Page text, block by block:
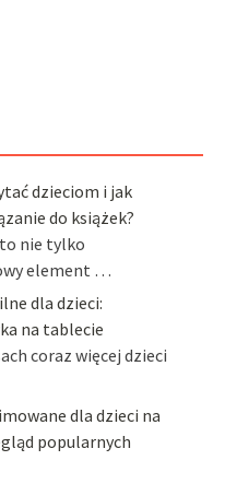
dzieciom i jak
do książek?
nie tylko
element …
dla dzieci:
na tablecie
coraz więcej dzieci
dla dzieci na
popularnych